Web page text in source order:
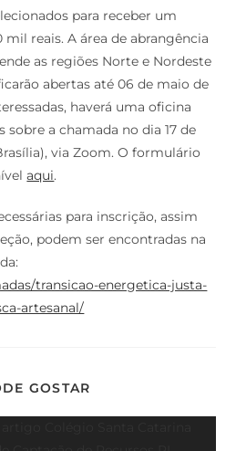
para receber um
reais. A área de abrangência
as regiões Norte e Nordeste
abertas até 06 de maio de
haverá uma oficina
sobre a chamada no dia 17 de
via Zoom. O formulário
aqui.
para inscrição, assim
podem ser encontradas na
transicao-energetica-justa-
artesanal/
GOSTAR